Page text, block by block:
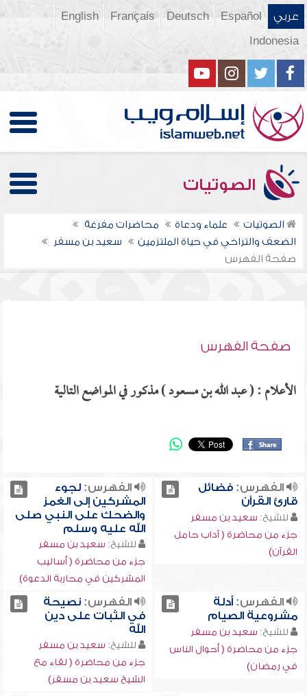
عربي Español
Deutsch
Français
English
Indonesia
الصوتيات
الصوتيات علماء ودعاة
محاضرات مفرغة
الضعف والتراخي في حياة الملتزمين
سعيد بن مسفر
صفحة الفهرس
صفحة الفهرس
الأعلام : ( عبد الله بن مسعود ) مذكور في المواضع التالية
الفهرس:فضائل
قارئ القرآن
للشيخ: سعيد بن مسفر
جزء من محاضرة ( آداب حامل
القرآن)
الفهرس:لجوء
المشركين إلى الغمز
والضحك على النبي صلى
الله عليه وسلم
للشيخ: سعيد بن مسفر
جزء من محاضرة ( أساليب
المشركين في محاربة الدعوة)
الفهرس:أدلة
مشروعية الصيام
للشيخ: سعيد بن مسفر
جزء من محاضرة ( أحوال الناس
في رمضان)
الفهرس:نصيحة
في الثبات على دين
الله
للشيخ: سعيد بن مسفر
جزء من محاضرة ( لقاء مع
الشيخ سعيد بن مسفر)